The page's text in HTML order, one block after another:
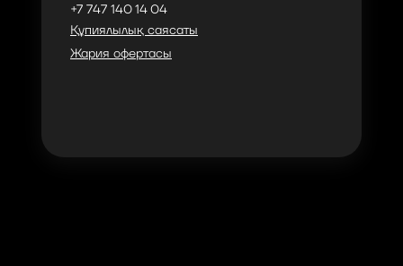
Құпиялылық саясаты
Жария офертасы
+7 747 140 14 04